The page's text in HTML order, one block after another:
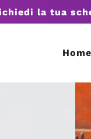
la tua
Home